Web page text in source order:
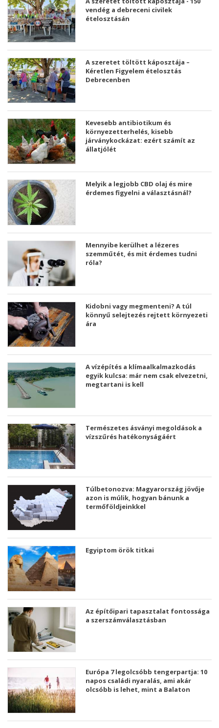
vendég a debreceni civilek
ételosztásán
A szeretet töltött káposztája –
Kéretlen Figyelem ételosztás
Debrecenben
Kevesebb antibiotikum és
környezetterhelés, kisebb
járványkockázat: ezért számít az
állatjólét
Melyik a legjobb CBD olaj és mire
érdemes figyelni a választásnál?
Mennyibe kerülhet a lézeres
szemműtét, és mit érdemes tudni
róla?
Kidobni vagy megmenteni? A túl
könnyű selejtezés rejtett környezeti
ára
A vízépítés a klímaalkalmazkodás
egyik kulcsa: már nem csak elvezetni,
megtartani is kell
Természetes ásványi megoldások a
vízszűrés hatékonyságáért
Túlbetonozva: Magyarország jövője
azon is múlik, hogyan bánunk a
termőföldjeinkkel
Egyiptom örök titkai
Az építőipari tapasztalat fontossága
a szerszámválasztásban
Európa 7 legolcsóbb tengerpartja: 10
napos családi nyaralás, ami akár
olcsóbb is lehet, mint a Balaton